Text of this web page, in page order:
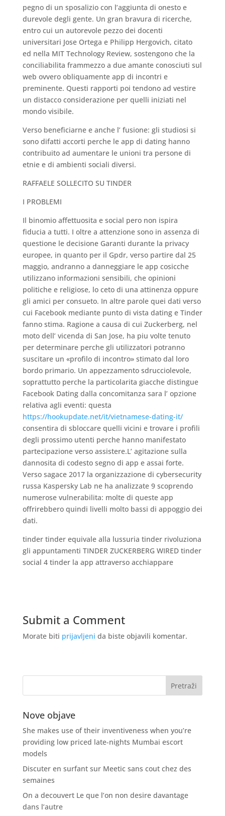
pegno di un sposalizio con l’aggiunta di onesto e
durevole degli gente. Un gran bravura di ricerche,
entro cui un autorevole pezzo dei docenti
universitari Jose Ortega e Philipp Hergovich, citato
ed nella MIT Technology Review, sostengono che la
conciliabilita frammezzo a due amante conosciuti sul
web ovvero obliquamente app di incontri e
preminente. Questi rapporti poi tendono ad vestire
un distacco considerazione per quelli iniziati nel
mondo visibile.
Verso beneficiarne e anche l’ fusione: gli studiosi si
sono difatti accorti perche le app di dating hanno
contribuito ad aumentare le unioni tra persone di
etnie e di ambienti sociali diversi.
RAFFAELE SOLLECITO SU TINDER
I PROBLEMI
Il binomio affettuosita e social pero non ispira
fiducia a tutti. I oltre a attenzione sono in assenza di
questione le decisione Garanti durante la privacy
europee, in quanto per il Gpdr, verso partire dal 25
maggio, andranno a danneggiare le app cosicche
utilizzano informazioni sensibili, che opinioni
politiche e religiose, lo ceto di una attinenza oppure
gli amici per consueto. In altre parole quei dati verso
cui Facebook mediante punto di vista dating e Tinder
fanno stima. Ragione a causa di cui Zuckerberg, nel
moto dell’ vicenda di San Jose, ha piu volte tenuto
per determinare perche gli utilizzatori potranno
suscitare un «profilo di incontro» stimato dal loro
bordo primario. Un appezzamento sdrucciolevole,
soprattutto perche la particolarita giacche distingue
Facebook Dating dalla concomitanza sara l’ opzione
relativa agli eventi: questa
https://hookupdate.net/it/vietnamese-dating-it/
consentira di sbloccare quelli vicini e trovare i profili
degli prossimo utenti perche hanno manifestato
partecipazione verso assistere.L’ agitazione sulla
dannosita di codesto segno di app e assai forte.
Verso sagace 2017 la organizzazione di cybersecurity
russa Kaspersky Lab ne ha analizzate 9 scoprendo
numerose vulnerabilita: molte di queste app
offrirebbero quindi livelli molto bassi di appoggio dei
dati.
tinder tinder equivale alla lussuria tinder rivoluziona
gli appuntamenti TINDER ZUCKERBERG WIRED tinder
social 4 tinder la app attraverso acchiappare
Submit a Comment
Morate biti prijavljeni da biste objavili komentar.
Nove objave
She makes use of their inventiveness when you’re
providing low priced late-nights Mumbai escort
models
Discuter en surfant sur Meetic sans cout chez des
semaines
On a decouvert Le que l’on non desire davantage
dans l’autre